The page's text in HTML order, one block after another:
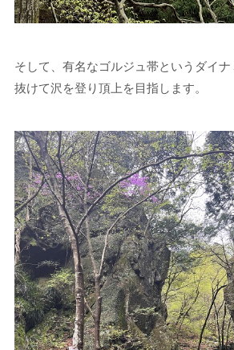
そして、有名なゴルジュ帯というダイ
抜けて沢を登り頂上を目指します。